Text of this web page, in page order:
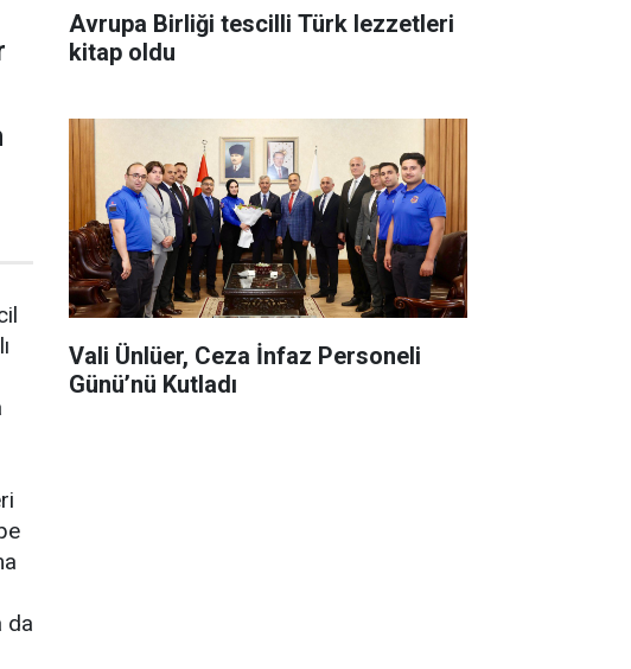
da
Avrupa Birliği tescilli Türk lezzetleri
kitap oldu
Vali Ünlüer, Ceza İnfaz Personeli
Günü’nü Kutladı